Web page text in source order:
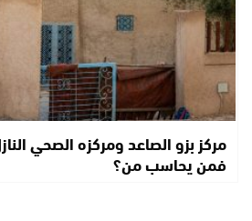
مركز بزو الصاعد ومركزه الصحي
فمن يحاسب من؟